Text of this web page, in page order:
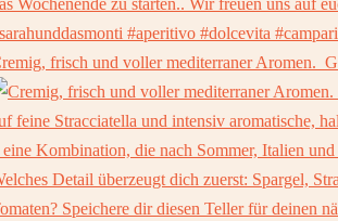
frisch und voller mediterraner Aromen. ⁠ G